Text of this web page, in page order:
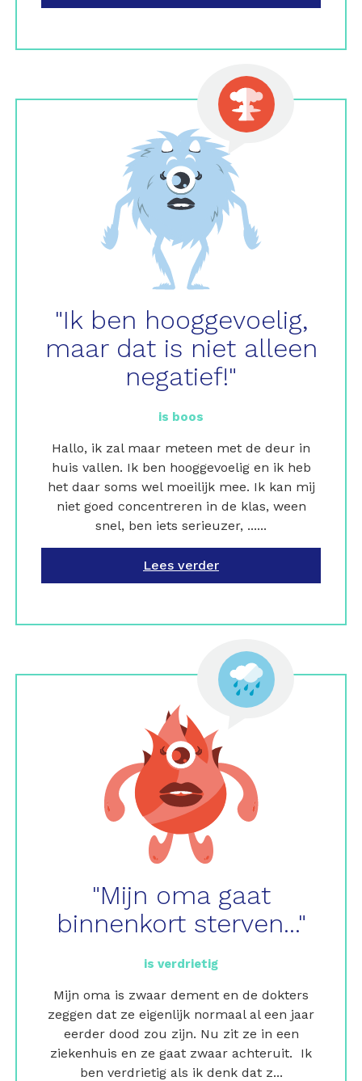
"Ik ben hooggevoelig,
maar dat is niet alleen
negatief!"
is boos
Hallo, ik zal maar meteen met de deur in
huis vallen. Ik ben hooggevoelig en ik heb
het daar soms wel moeilijk mee. Ik kan mij
niet goed concentreren in de klas, ween
snel, ben iets serieuzer, ......
Lees verder
"Mijn oma gaat
binnenkort sterven..."
is verdrietig
Mijn oma is zwaar dement en de dokters
zeggen dat ze eigenlijk normaal al een jaar
eerder dood zou zijn. Nu zit ze in een
ziekenhuis en ze gaat zwaar achteruit. Ik
ben verdrietig als ik denk dat z...